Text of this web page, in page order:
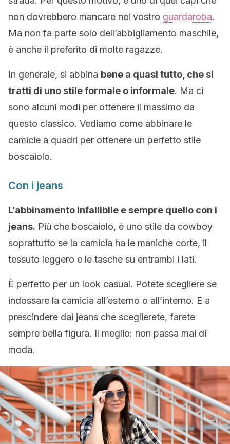
non dovrebbero mancare nel vostro guardaroba.
Ma non fa parte solo dell’abbigliamento maschile,
è anche il preferito di molte ragazze.
In generale, si abbina bene a quasi tutto, che si
tratti di uno stile formale o informale. Ma ci
sono alcuni modi per ottenere il massimo da
questo classico. Vediamo come abbinare le
camicie a quadri per ottenere un perfetto stile
boscaiolo.
Con i jeans
L’abbinamento infallibile e sempre quello con i
jeans. Più che boscaiolo, è uno stile da cowboy
soprattutto se la camicia ha le maniche corte, il
tessuto leggero e le tasche su entrambi i lati.
È perfetto per un look casual. Potete scegliere se
indossare la camicia all’esterno o all’interno. E a
prescindere dai jeans che sceglierete, farete
sempre bella figura. Il meglio: non passa mai di
moda.